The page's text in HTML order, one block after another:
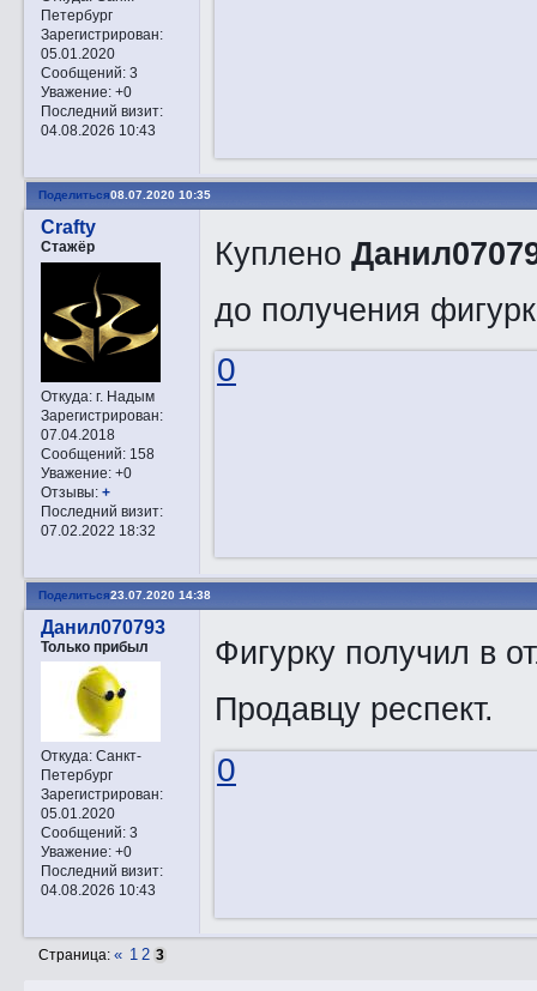
Петербург
Зарегистрирован:
05.01.2020
Сообщений:3
Уважение: +0
Последний визит:
04.08.2026 10:43
Поделиться08.07.2020 10:35
Crafty
Стажёр
Откуда:г. Надым
Зарегистрирован:
07.04.2018
Сообщений:158
Уважение: +0
Отзывы: +
Последний визит:
07.02.2022 18:32
Куплено
до получения
0
Поделиться23.07.2020 14:38
Данил070793
Только прибыл
Откуда:Санкт-
Петербург
Зарегистрирован:
05.01.2020
Сообщений:3
Уважение: +0
Последний визит:
04.08.2026 10:43
Фигурку получил в
Продавцу респект.
0
Страница:« 1 2 3